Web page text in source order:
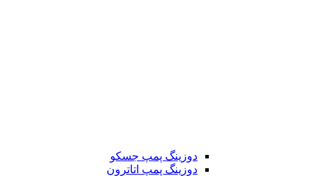
دوزینگ پمپ جسکو
دوزینگ پمپ اتاترون